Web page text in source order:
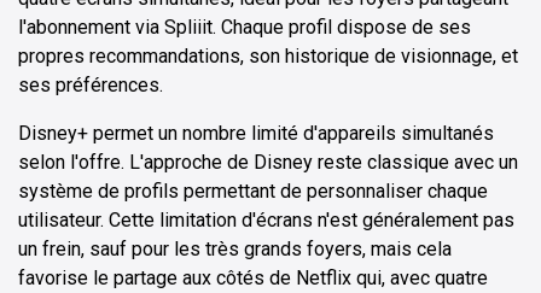
l'abonnement via Spliiit. Chaque profil dispose de ses
propres recommandations, son historique de visionnage, et
ses préférences.
Disney+ permet un nombre limité d'appareils simultanés
selon l'offre. L'approche de Disney reste classique avec un
système de profils permettant de personnaliser chaque
utilisateur. Cette limitation d'écrans n'est généralement pas
un frein, sauf pour les très grands foyers, mais cela
favorise le partage aux côtés de Netflix qui, avec quatre